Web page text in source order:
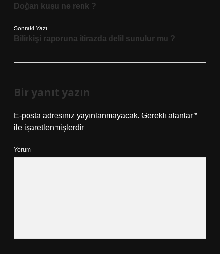
Doğan kuşu ne renk ?
Sonraki Yazı
Bilirkişi raporuna itirazda delil sunulur mu ?
Bir yanıt yazın
E-posta adresiniz yayınlanmayacak. Gerekli alanlar *
ile işaretlenmişlerdir
Yorum